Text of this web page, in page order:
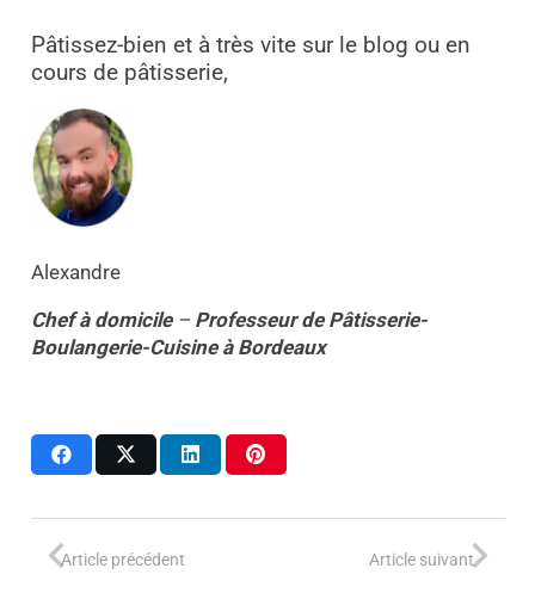
Pâtissez-bien et à très vite sur le blog ou en
cours de pâtisserie,
Alexandre
Chef à domicile– Professeur de Pâtisserie-
Boulangerie-Cuisine à Bordeaux
Article précédent Article suivant